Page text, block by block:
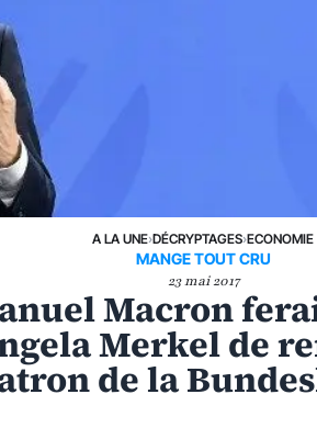
A LA UNE›DÉCRYPTAGES›ECONOMIE
MANGE TOUT CRU
23 mai 2017
Macron
Merkel de
de la